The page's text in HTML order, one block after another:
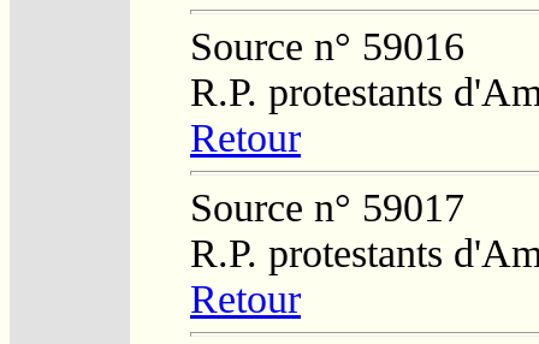
Source n° 59016
R.P. protestants
Retour
Source n° 59017
R.P. protestants
Retour